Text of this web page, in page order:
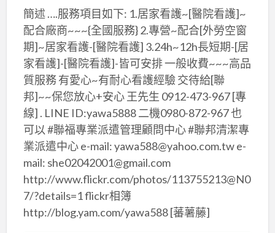
簡述 ….服務項目如下: 1.居家看護~[醫院看護]~
配合廠商~~~{全國服務} 2.專營~配合[外勞空窗
期]~居家看護-[醫院看護] 3.24h~12h長短期-[居
家看護]-[醫院看護]-皆可安排 一般收費~~~高品
質服務 有愛心~有耐心看護經驗 交待給[聯
邦]~~保您放心+安心 王先生 0912-473-967 [專
線] . LINE ID:yawa5888 二機0980-872-967 也
可以 #聯福專業派遣管理顧問中心 #聯邦清潔專
業派遣中心 e-mail: yawa588@yahoo.com.tw e-
mail: she02042001@gmail.com
http://www.flickr.com/photos/113755213@N0
7/?details=1 flickr相簿
http://blog.yam.com/yawa588 [蕃薯藤]